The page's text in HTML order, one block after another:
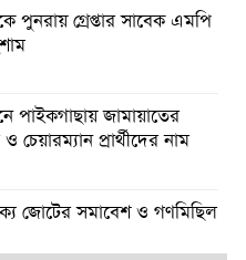
পুনরায় গ্রেপ্তার সাবেক এমপি
পাইকগাছায় জামায়াতের
প্রার্থীদের নাম
জোটের সমাবেশ ও গণমিছিল